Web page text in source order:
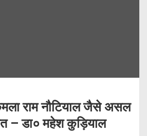
राम नौटियाल जैसे असल
– डा० महेश कुड़ियाल